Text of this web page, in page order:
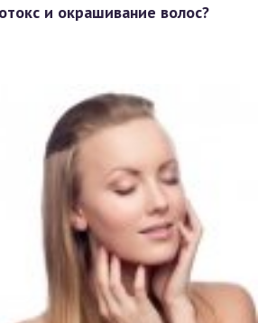
и окрашивание волос?